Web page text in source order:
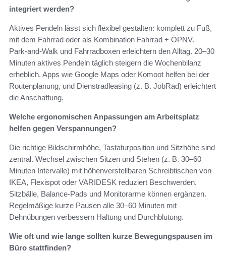
integriert werden?
Aktives Pendeln lässt sich flexibel gestalten: komplett zu Fuß,
mit dem Fahrrad oder als Kombination Fahrrad + ÖPNV.
Park‑and‑Walk und Fahrradboxen erleichtern den Alltag. 20–30
Minuten aktives Pendeln täglich steigern die Wochenbilanz
erheblich. Apps wie Google Maps oder Komoot helfen bei der
Routenplanung, und Dienstradleasing (z. B. JobRad) erleichtert
die Anschaffung.
Welche ergonomischen Anpassungen am Arbeitsplatz
helfen gegen Verspannungen?
Die richtige Bildschirmhöhe, Tastaturposition und Sitzhöhe sind
zentral. Wechsel zwischen Sitzen und Stehen (z. B. 30–60
Minuten Intervalle) mit höhenverstellbaren Schreibtischen von
IKEA, Flexispot oder VARIDESK reduziert Beschwerden.
Sitzbälle, Balance‑Pads und Monitorarme können ergänzen.
Regelmäßige kurze Pausen alle 30–60 Minuten mit
Dehnübungen verbessern Haltung und Durchblutung.
Wie oft und wie lange sollten kurze Bewegungspausen im
Büro stattfinden?